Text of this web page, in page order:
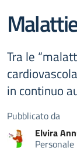
Tra le
in continuo
Pubblicato da
Elvira